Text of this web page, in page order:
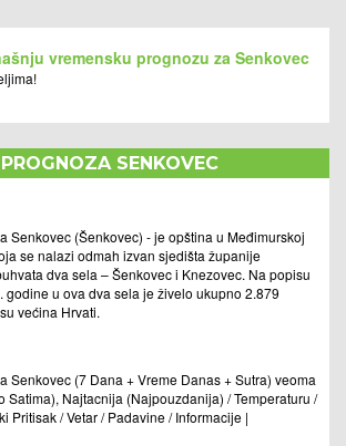
vremensku prognozu za Senkovec
SENKOVEC
Senkovec (Šenkovec) - je opština u Međimurskoj
se nalazi odmah izvan sjedišta županije
dva sela – Šenkovec i Knezovec. Na popisu
godine u ova dva sela je živelo ukupno 2.879
većina Hrvati.
Senkovec (7 Dana + Vreme Danas + Sutra) veoma
Satima), Najtacnija (Najpouzdanija) / Temperaturu /
Pritisak / Vetar / Padavine / Informacije |